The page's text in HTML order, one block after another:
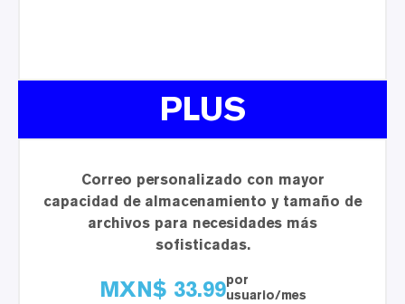
PLUS
Correo personalizado con mayor
capacidad de almacenamiento y tamaño de
archivos para necesidades más
sofisticadas.
MXN$ 33.99por
usuario/mes